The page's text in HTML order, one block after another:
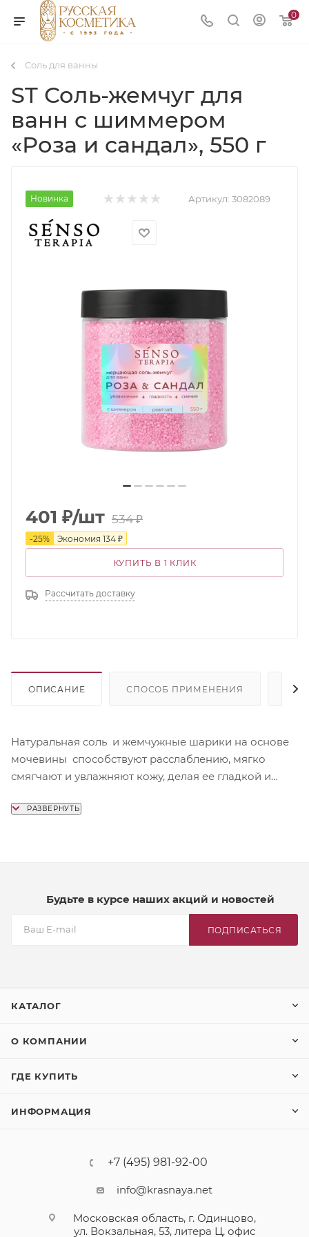
0
Соль для ванны
ST Соль-жемчуг для
ванн с шиммером
«Роза и сандал», 550 г
Новинка Артикул: 3082089
401 ₽/шт 534₽
-25% Экономия 134 ₽
КУПИТЬ В 1 КЛИК
Рассчитать доставку
ОПИСАНИЕ СПОСОБ ПРИМЕНЕНИЯ
Натуральная соль и жемчужные шарики на основе
мочевины способствуют расслаблению, мягко
смягчают и увлажняют кожу, делая ее гладкой и
помогает снять напряжение и создать атмосферу
Будьте в курсе наших акций и новостей
ПОДПИСАТЬСЯ
КАТАЛОГ
О КОМПАНИИ
ГДЕ КУПИТЬ
ИНФОРМАЦИЯ
+7 (495) 981-92-00
info@krasnaya.net
Московская область, г. Одинцово,
ул. Вокзальная, 53, литера Ц, офис